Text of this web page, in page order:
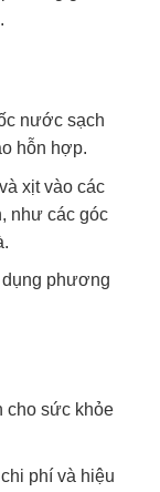
nước sạch
hỗn hợp.
xịt vào các
như các góc
phương
cho sức khỏe
phí và hiệu